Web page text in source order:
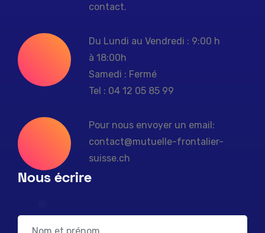
contact.
Du Lundi au Vendredi : 9:00 h
à 18:00h
Samedi : Fermé
Tel : 04 12 05 85 99
Pour nous envoyer un email:
contact@mutuelle-frontalier-
suisse.ch
Nous écrire